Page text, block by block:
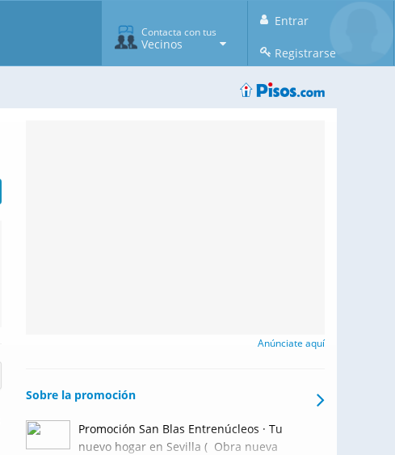
Entrar
Registrarse
Contacta con tus
Vecinos
Anúnciate aquí
Sobre la promoción
Promoción San Blas Entrenúcleos · Tu
nuevo hogar en Sevilla ( Obra nueva